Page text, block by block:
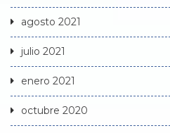
agosto 2021
julio 2021
enero 2021
octubre 2020